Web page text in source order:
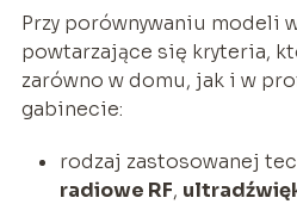
Przy porównywaniu modeli
powtarzające się kryteria,
zarówno w domu, jak i w
gabinecie:
rodzaj zastosowanej
radiowe RF,